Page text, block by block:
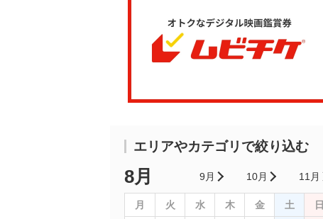
エリアやカテゴリで絞り込む
8月 9月 10月 11月
月 火 水 木 金 土 日